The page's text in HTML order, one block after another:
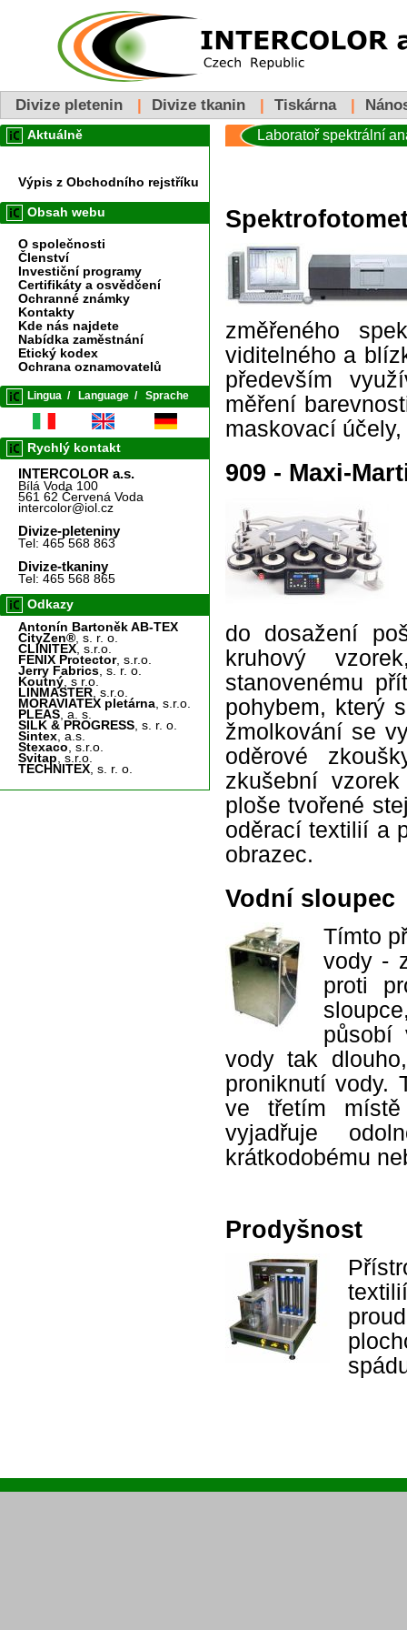
Divize pletenin | Divize tkanin | Tiskárna |
Laboratoř spektrální
změřeného
viditelného a
především
měření
maskovací
909 - Maxi-
do dosažení
kruhový
stanovenému
pohybem, který
žmolkování se
oděrové
zkušební
ploše tvořené
oděrací textilií a
obrazec.
Vodní sloupec
Tímto
vody -
proti
působí
vody tak
proniknutí vody.
ve třetím místě
vyjadřuje
krátkodobému
Prodyšnost
Aktuálně
Výpis z Obchodního rejstříku
Obsah webu
O společnosti
Členství
Investiční programy
Certifikáty a osvědčení
Ochranné známky
Kontakty
Kde nás najdete
Nabídka zaměstnání
Etický kodex
Ochrana oznamovatelů
Lingua / Language / Sprache
Rychlý kontakt
INTERCOLOR a.s.
Bílá Voda 100
561 62 Červená Voda
intercolor@iol.cz
Divize-pleteniny
Tel: 465 568 863
Divize-tkaniny
Tel: 465 568 865
Odkazy
Antonín Bartoněk AB-TEX
CityZen®, s. r. o.
CLINITEX, s.r.o.
FENIX Protector, s.r.o.
Jerry Fabrics, s. r. o.
Koutný, s r.o.
LINMASTER, s.r.o.
MORAVIATEX pletárna, s.r.o.
PLEAS, a. s.
SILK & PROGRESS, s. r. o.
Sintex, a.s.
Stexaco, s.r.o.
Svitap, s.r.o.
TECHNITEX, s. r. o.